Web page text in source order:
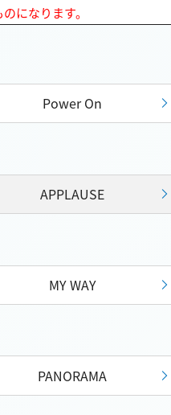
になります。
Power On
APPLAUSE
MY WAY
PANORAMA